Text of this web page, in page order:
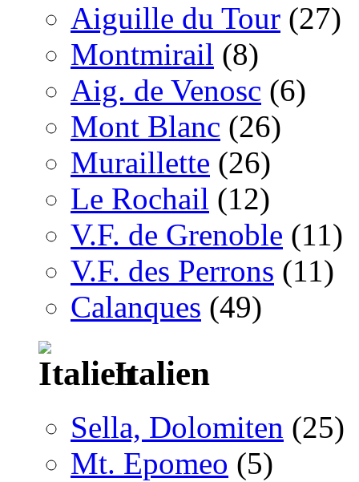
Aiguille du Tour (27)
Montmirail (8)
Aig. de Venosc (6)
Mont Blanc (26)
Muraillette (26)
Le Rochail (12)
V.F. de Grenoble (11)
V.F. des Perrons (11)
Calanques (49)
Italien
Sella, Dolomiten (25)
Mt. Epomeo (5)